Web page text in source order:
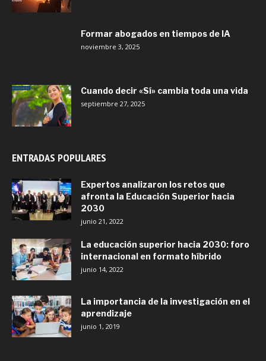
Formar abogados en tiempos de IA
noviembre 3, 2025
Cuando decir «Sí» cambia toda una vida
septiembre 27, 2025
ENTRADAS POPULARES
Expertos analizaron los retos que
afronta la Educación Superior hacia
2030
junio 21, 2022
La educación superior hacia 2030: foro
internacional en formato híbrido
junio 14, 2022
La importancia de la investigación en el
aprendizaje
junio 1, 2019